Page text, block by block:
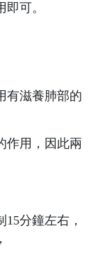
可。
有滋養肺部的
作用，因此兩
分鐘左右，